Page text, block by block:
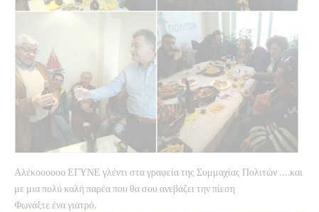
Αλέκοοοοοο ΕΓΥΝΕ γλέντι στα γραφεία της Συμμαχίας Πολιτών ….και
με μια πολύ καλή παρέα που θα σου ανεβάζει την πίεση
Φωνάξτε ένα γιατρό.